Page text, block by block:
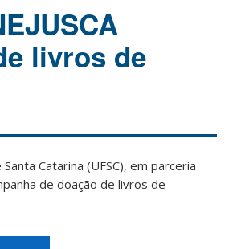
livros de
Catarina (UFSC), em parceria
de doação de livros de